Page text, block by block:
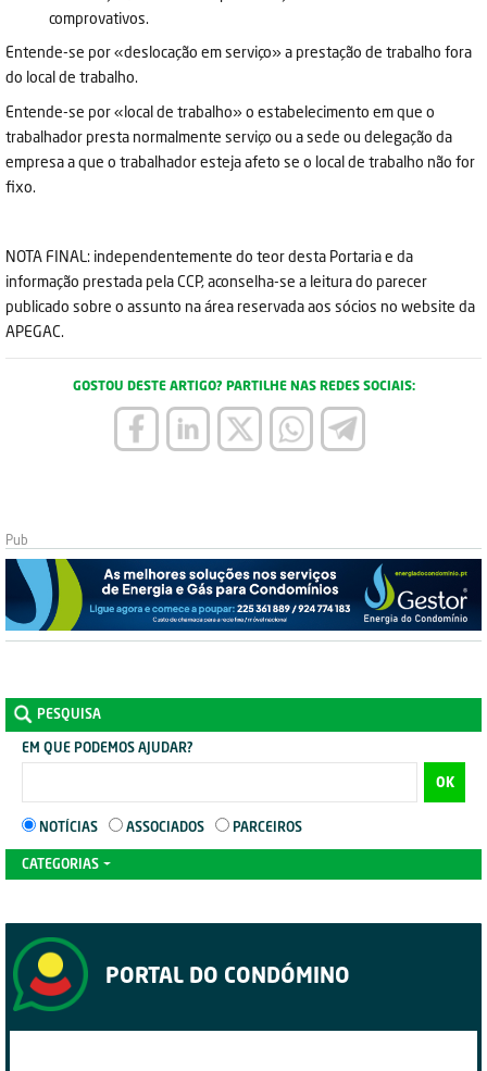
comprovativos.
Entende-se por «deslocação em serviço» a prestação de trabalho fora
do local de trabalho.
Entende-se por «local de trabalho» o estabelecimento em que o
trabalhador presta normalmente serviço ou a sede ou delegação da
empresa a que o trabalhador esteja afeto se o local de trabalho não for
fixo.
NOTA FINAL: independentemente do teor desta Portaria e da
informação prestada pela CCP, aconselha-se a leitura do parecer
publicado sobre o assunto na área reservada aos sócios no website da
APEGAC.
GOSTOU DESTE ARTIGO? PARTILHE NAS REDES SOCIAIS:
PESQUISA
EM QUE PODEMOS AJUDAR?
OK
NOTÍCIAS ASSOCIADOS PARCEIROS
CATEGORIAS
PORTAL DO CONDÓMINO